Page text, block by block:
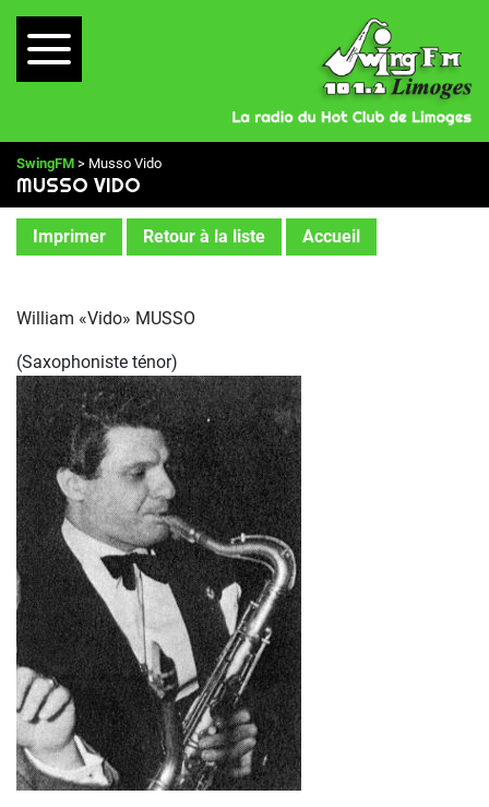
SwingFM > Musso Vido
MUSSO VIDO
Imprimer Retour à la liste Accueil
William «Vido» MUSSO
(Saxophoniste ténor)